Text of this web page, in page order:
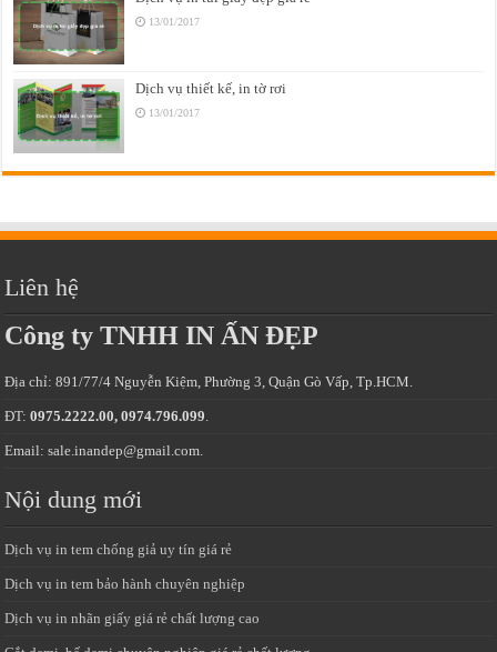
13/01/2017
Dịch vụ thiết kế, in tờ rơi
13/01/2017
Liên hệ
Công ty TNHH IN ẤN ĐẸP
Địa chỉ: 891/77/4 Nguyễn Kiệm, Phường 3, Quận Gò Vấp, Tp.HCM.
ĐT:0975.2222.00, 0974.796.099.
Email: sale.inandep@gmail.com.
Nội dung mới
Dịch vụ in tem chống giả uy tín giá rẻ
Dịch vụ in tem bảo hành chuyên nghiệp
Dịch vụ in nhãn giấy giá rẻ chất lượng cao